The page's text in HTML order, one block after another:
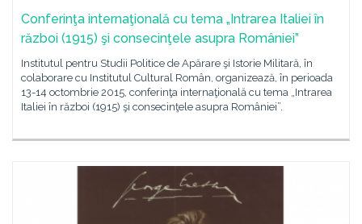
Conferinţa internaţională cu tema „Intrarea Italiei în
război (1915) şi consecinţele asupra României”
Institutul pentru Studii Politice de Apărare şi Istorie Militară, în
colaborare cu Institutul Cultural Român, organizează, în perioada
13-14 octombrie 2015, conferinţa internaţională cu tema „Intrarea
Italiei în război (1915) şi consecinţele asupra României”.